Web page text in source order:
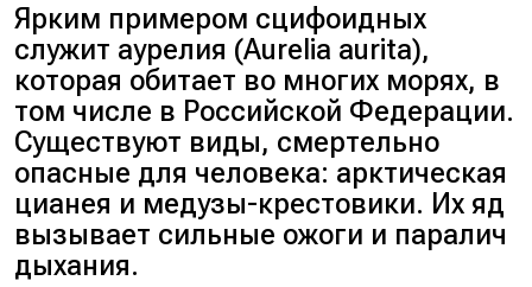
Ярким примером сцифоидных
служит аурелия (Aurelia aurita),
которая обитает во многих морях, в
том числе в Российской Федерации.
Существуют виды, смертельно
опасные для человека: арктическая
цианея и медузы-крестовики. Их яд
вызывает сильные ожоги и паралич
дыхания.